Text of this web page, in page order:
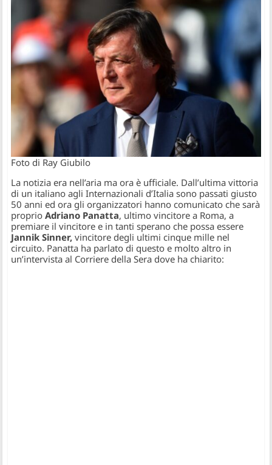
Foto di Ray Giubilo
La notizia era nell’aria ma ora è ufficiale. Dall’ultima vittoria
di un italiano agli Internazionali d’Italia sono passati giusto
50 anni ed ora gli organizzatori hanno comunicato che sarà
proprioAdriano Panatta, ultimo vincitore a Roma, a
premiare il vincitore e in tanti sperano che possa essere
Jannik Sinner,vincitore degli ultimi cinque mille nel
circuito. Panatta ha parlato di questo e molto altro in
un’intervista al Corriere della Sera dove ha chiarito: